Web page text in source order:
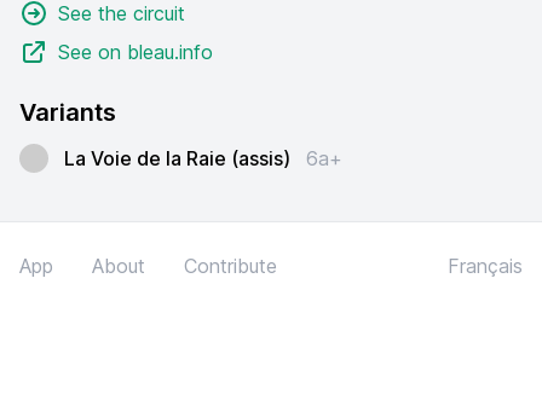
See the circuit
See on bleau.info
Variants
La Voie de la Raie (assis) 6a+
App About Contribute Français